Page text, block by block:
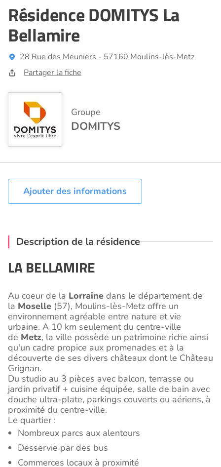
Résidence DOMITYS La
Bellamire
28 Rue des Meuniers - 57160 Moulins-lès-Metz
Partager la fiche
Groupe
DOMITYS
Ajouter des informations
Description de la résidence
LA BELLAMIRE
Au coeur de la Lorraine dans le département de
la Moselle (57), Moulins-lès-Metz offre un
environnement agréable entre nature et vie
urbaine. A 10 km seulement du centre-ville
de Metz, la ville possède un patrimoine riche ainsi
qu'un cadre propice aux promenades et à la
découverte de ses divers châteaux dont le Château
Grignan.
Du studio au 3 pièces avec balcon, terrasse ou
jardin privatif + cuisine équipée, salle de bain avec
douche ultra-plate, parkings couverts ou aériens, à
proximité du centre-ville.
Le quartier :
Nombreux parcs aux alentours
Desservie par des bus
Commerces locaux à proximité